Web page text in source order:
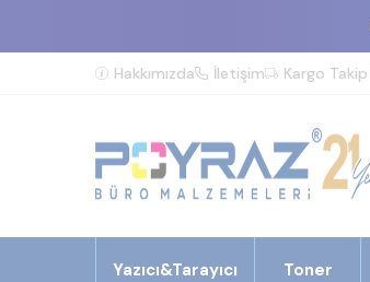
Hakkımızda İletişim Kargo Takip
Yazıcı&Tarayıcı Toner